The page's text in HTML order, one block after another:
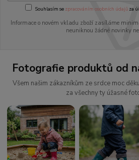
Souhlasím se zpracováním osobních údajůza
Informace o novém vkladu zboží zasíláme
neuniknou žádné novinky
Fotografie produktů od
Všem našim zákazníkům ze srdce moc
za všechny ty úžasné